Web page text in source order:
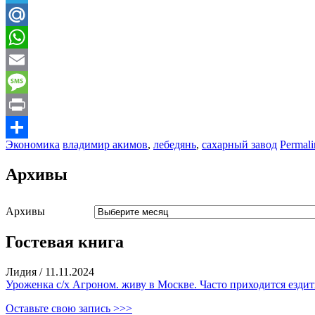
Telegram
Mail.Ru
WhatsApp
Email
Message
Print
Отправить
Экономика владимир акимов, лебедянь, сахарный завод
Архивы
Архивы
Гостевая книга
Лидия / 11.11.2024
Уроженка с/х Агроном. живу в Москве. Часто приходится
Оставьте свою запись >>>